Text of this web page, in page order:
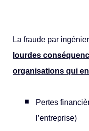
La fraude par
lourdes
organisations qui
Pertes
l’entreprise)